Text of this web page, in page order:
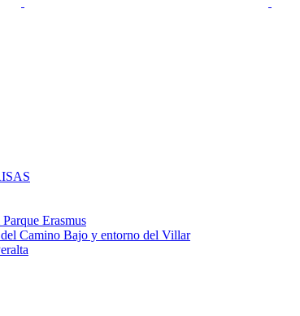
Erasmus
Camino Bajo y entorno del Villar